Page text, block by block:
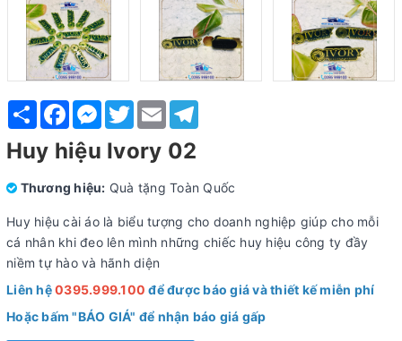
Share FacebookMessenger
TwitterEmail
Huy hiệu Ivory 02
Thương hiệu: Quà tặng Toàn Quốc
Huy hiệu cài áo là biểu tượng cho doanh nghiệp giúp cho mỗi
cá nhân khi đeo lên mình những chiếc huy hiệu công ty đầy
niềm tự hào và hãnh diện
Liên hệ0395.999.100 để được báo giá và thiết kế miễn phí
Hoặc bấm "BÁO GIÁ" để nhận báo giá gấp